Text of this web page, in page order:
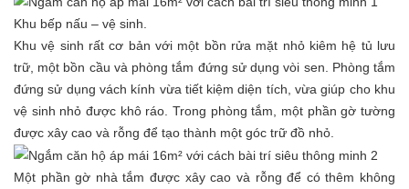
Khu bếp nấu – vệ sinh.
Khu vệ sinh rất cơ bản với một bồn rửa mặt nhỏ kiêm hệ tủ lưu
trữ, một bồn cầu và phòng tắm đứng sử dụng vòi sen. Phòng tắm
đứng sử dụng vách kính vừa tiết kiệm diện tích, vừa giúp cho khu
vệ sinh nhỏ được khô ráo. Trong phòng tắm, một phần gờ tường
được xây cao và rỗng để tạo thành một góc trữ đồ nhỏ.
Một phần gờ nhà tắm được xây cao và rỗng để có thêm không